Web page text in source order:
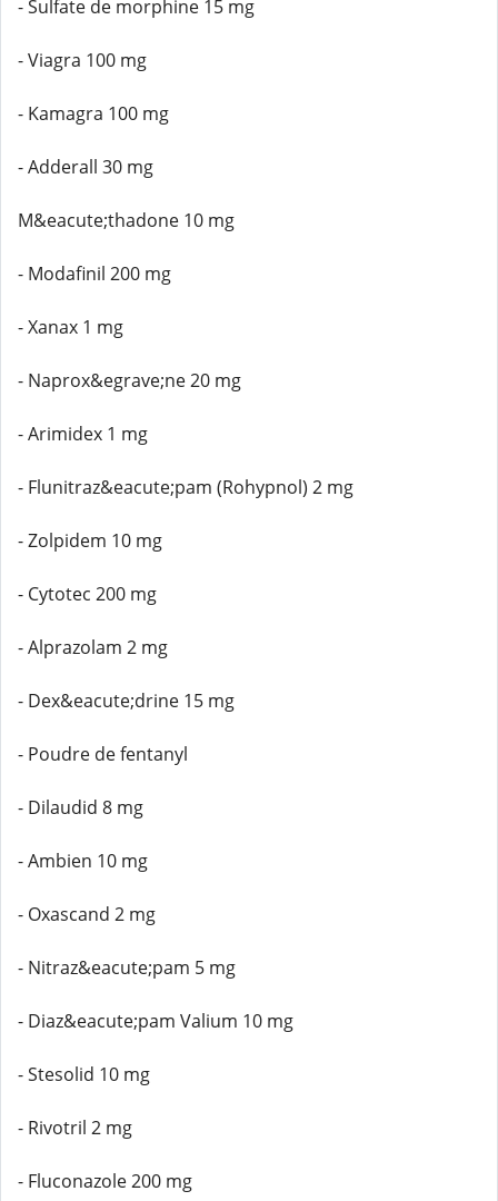
- Sulfate de morphine 15 mg
- Viagra 100 mg
- Kamagra 100 mg
- Adderall 30 mg
M&eacute;thadone 10 mg
- Modafinil 200 mg
- Xanax 1 mg
- Naprox&egrave;ne 20 mg
- Arimidex 1 mg
- Flunitraz&eacute;pam (Rohypnol) 2 mg
- Zolpidem 10 mg
- Cytotec 200 mg
- Alprazolam 2 mg
- Dex&eacute;drine 15 mg
- Poudre de fentanyl
- Dilaudid 8 mg
- Ambien 10 mg
- Oxascand 2 mg
- Nitraz&eacute;pam 5 mg
- Diaz&eacute;pam Valium 10 mg
- Stesolid 10 mg
- Rivotril 2 mg
- Fluconazole 200 mg